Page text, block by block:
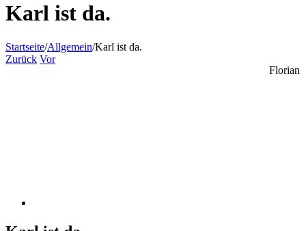
Karl ist da.
Startseite/Allgemein/Karl ist da.
Zurück Vor
Florian